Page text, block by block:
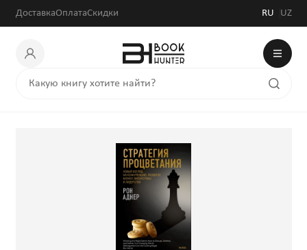
ДоставкаОплатаСкидки RU UZ